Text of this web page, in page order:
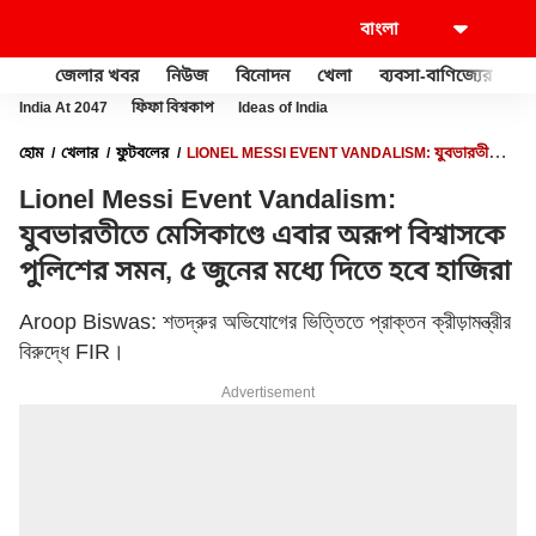
জেলার খবর নিউজ বিনোদন খেলা ব্যবসা-বাণিজ্যের
India At 2047 ফিফা বিশ্বকাপ Ideas of India
হোম খেলার ফুটবলের
LIONEL MESSI EVENT VANDALISM: যুবভারতীতে
Lionel Messi Event Vandalism:
যুবভারতীতে মেসিকাণ্ডে এবার অরূপ বিশ্বাসকে
পুলিশের সমন, ৫ জুনের মধ্যে দিতে হবে হাজিরা
Aroop Biswas: শতদ্রুর অভিযোগের ভিত্তিতে প্রাক্তন ক্রীড়ামন্ত্রীর
বিরুদ্ধে FIR।
Advertisement